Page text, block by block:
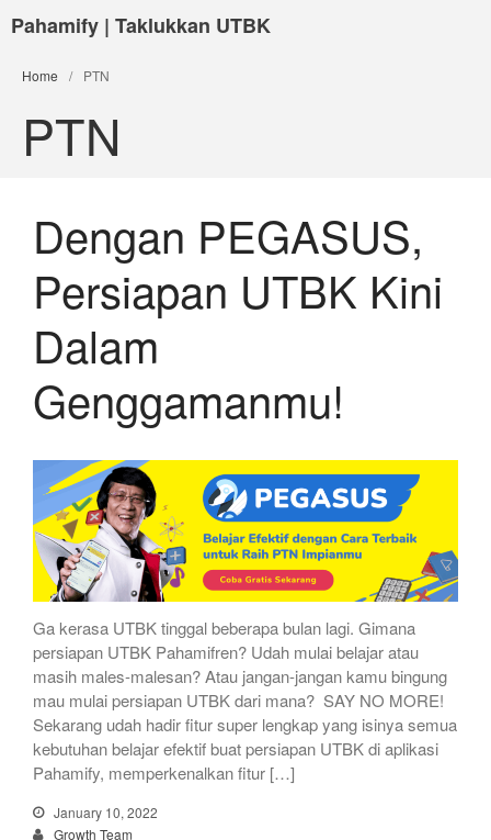
Pahamify | Taklukkan UTBK
Home / PTN
PTN
Dengan PEGASUS,
Persiapan UTBK Kini
Dalam
Genggamanmu!
Ga kerasa UTBK tinggal beberapa bulan lagi. Gimana
persiapan UTBK Pahamifren? Udah mulai belajar atau
masih males-malesan? Atau jangan-jangan kamu bingung
mau mulai persiapan UTBK dari mana? SAY NO MORE!
Sekarang udah hadir fitur super lengkap yang isinya semua
kebutuhan belajar efektif buat persiapan UTBK di aplikasi
Pahamify, memperkenalkan fitur […]
January 10, 2022
Growth Team